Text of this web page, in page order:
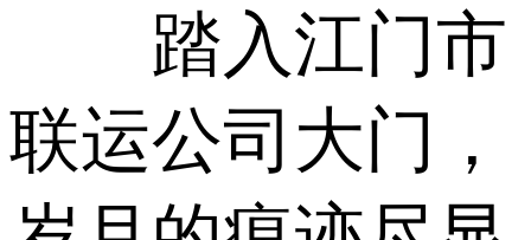
踏入江门市
联运公司大门，